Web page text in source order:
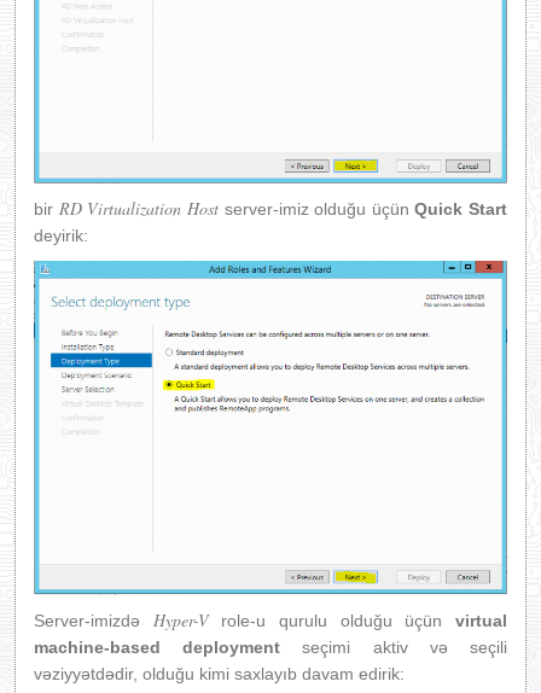
bir RD Virtualization Hostserver-imiz olduğu üçünQuick Start
deyirik:
Server-imizdə Hyper-Vrole-u qurulu olduğu üçünvirtual
machine-based deployment seçimi aktiv və seçili
vəziyyətdədir, olduğu kimi saxlayıb davam edirik: